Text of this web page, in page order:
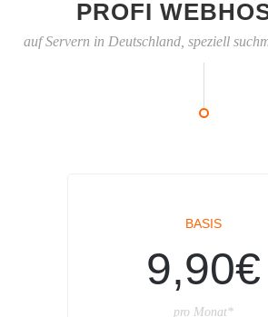
PROFI
auf Servern in Deutschland, speziell
BASIS
9,90€
pro Monat*